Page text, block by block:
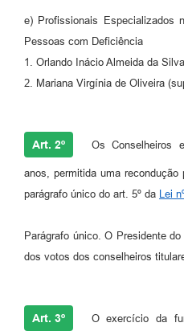
e) Profissionais Especializados
Pessoas com Deficiência
1. Orlando Inácio Almeida da
2. Mariana Virgínia de Oliveira
Art. 2º Os Conselheiros
anos, permitida uma
parágrafo único do art. 5º da Lei
Parágrafo único. O Presidente
dos votos dos conselheiros
Art. 3º O exercício da